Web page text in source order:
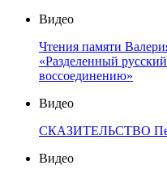
Видео
Чтения памяти
«Разделенный
воссоединению»
Видео
СКАЗИТЕЛЬСТВО
Видео